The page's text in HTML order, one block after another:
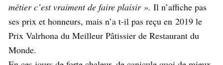
métier c’est vraiment de faire plaisir ». Il n’affiche pas
ses prix et honneurs, mais n’a t-il pas reçu en 2019 le
Prix Valrhona du Meilleur Pâtissier de Restaurant du
Monde.